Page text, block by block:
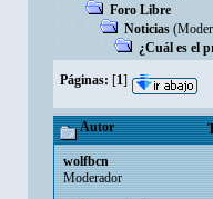
Foro Libre
Noticias
¿Cuál es el
Páginas: [1]
Autor
wolfbcn
Moderador